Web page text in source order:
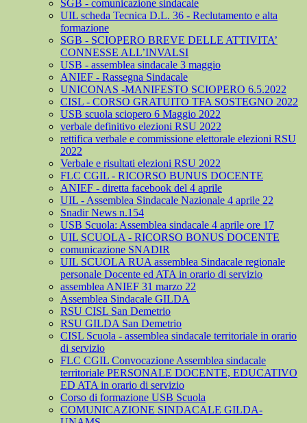
SGB - comunicazione sindacale
UIL scheda Tecnica D.L. 36 - Reclutamento e alta
formazione
SGB - SCIOPERO BREVE DELLE ATTIVITA’
CONNESSE ALL’INVALSI
USB - assemblea sindacale 3 maggio
ANIEF - Rassegna Sindacale
UNICONAS -MANIFESTO SCIOPERO 6.5.2022
CISL - CORSO GRATUITO TFA SOSTEGNO 2022
USB scuola sciopero 6 Maggio 2022
verbale definitivo elezioni RSU 2022
rettifica verbale e commissione elettorale elezioni RSU
2022
Verbale e risultati elezioni RSU 2022
FLC CGIL - RICORSO BUNUS DOCENTE
ANIEF - diretta facebook del 4 aprile
UIL - Assemblea Sindacale Nazionale 4 aprile 22
Snadir News n.154
USB Scuola: Assemblea sindacale 4 aprile ore 17
UIL SCUOLA - RICORSO BONUS DOCENTE
comunicazione SNADIR
UIL SCUOLA RUA assemblea Sindacale regionale
personale Docente ed ATA in orario di servizio
assemblea ANIEF 31 marzo 22
Assemblea Sindacale GILDA
RSU CISL San Demetrio
RSU GILDA San Demetrio
CISL Scuola - assemblea sindacale territoriale in orario
di servizio
FLC CGIL Convocazione Assemblea sindacale
territoriale PERSONALE DOCENTE, EDUCATIVO
ED ATA in orario di servizio
Corso di formazione USB Scuola
COMUNICAZIONE SINDACALE GILDA-